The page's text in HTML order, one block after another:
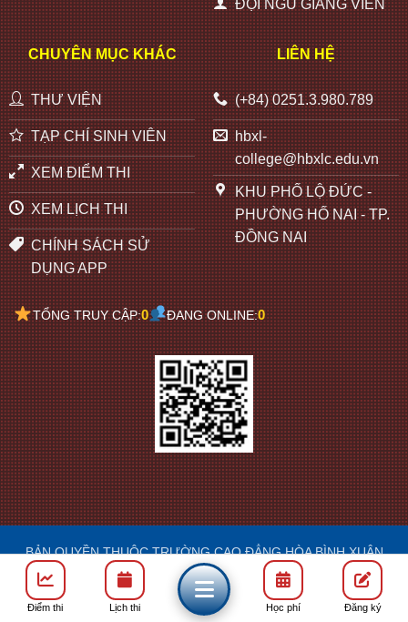
ĐỘI NGŨ GIẢNG VIÊN
CHUYÊN MỤC KHÁC
THƯ VIỆN
TẠP CHÍ SINH VIÊN
XEM ĐIỂM THI
XEM LỊCH THI
CHÍNH SÁCH SỬ
DỤNG APP
LIÊN HỆ
(+84) 0251.3.980.789
hbxl-
college@hbxlc.edu.vn
KHU PHỐ LỘ ĐỨC -
PHƯỜNG HỐ NAI - TP.
ĐỒNG NAI
TỔNG TRUY CẬP:0 ĐANG ONLINE:0
BẢN QUYỀN THUỘC TRƯỜNG CAO ĐẲNG HÒA BÌNH XUÂN
LỘC
DESIGN: FRANCIS
Điểm thi Lịch thi Học phí Đăng ký